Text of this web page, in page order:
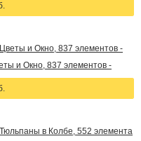
и Окно, 837 элементов -